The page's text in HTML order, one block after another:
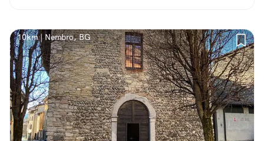
10km | Nembro, BG